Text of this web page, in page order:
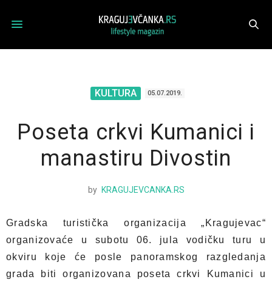
KULTURA 05.07.2019.
Poseta crkvi Kumanici i
manastiru Divostin
by KRAGUJEVCANKA.RS
Gradska turistička organizacija „Kragujevac“
organizovaće u subotu 06. jula vodičku turu u
okviru koje će posle panoramskog razgledanja
grada biti organizovana poseta crkvi Kumanici u